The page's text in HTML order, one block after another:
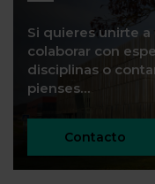
Si quieres unirte
colaborar con
disciplinas o
pienses…
Contacto